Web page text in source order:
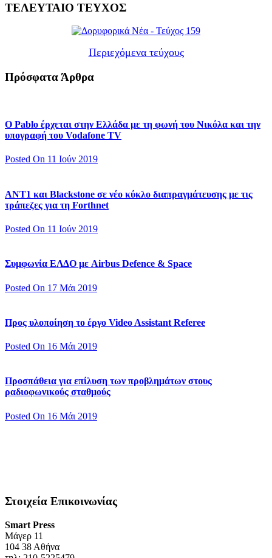
ΤΕΛΕΥΤΑΙΟ ΤΕΥΧΟΣ
Περιεχόμενα τεύχους
Πρόσφατα Άρθρα
Ο Pablo έρχεται στην Ελλάδα με τη φωνή του Νικόλα και την
υπογραφή του Vodafone TV
Posted On 11 Ιούν 2019
ΑΝΤ1 και Blackstone σε νέο κύκλο διαπραγμάτευσης με τις
τράπεζες για τη Forthnet
Posted On 11 Ιούν 2019
Συμφωνία ΕΛΔΟ με Airbus Defence & Space
Posted On 17 Μάι 2019
Προς υλοποίηση το έργο Video Assistant Referee
Posted On 16 Μάι 2019
Προσπάθεια για επίλυση των προβλημάτων στους
ραδιοφωνικούς σταθμούς
Posted On 16 Μάι 2019
Στοιχεία Επικοινωνίας
Smart Press
Mάγερ 11
104 38 Αθήνα